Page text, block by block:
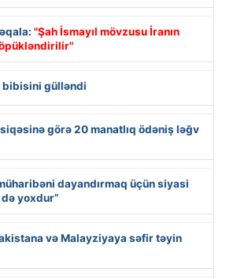
"Şah İsmayıl mövzusu İranın
bibisini gülləndi
görə 20 manatlıq ödəniş ləğv
dayandırmaq üçün siyasi
yoxdur”
və Malayziyaya səfir təyin